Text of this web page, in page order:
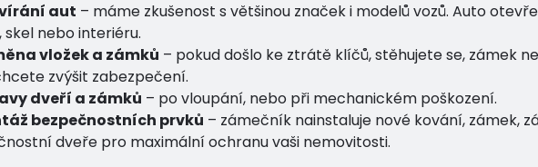
aut – máme zkušenost s většinou značek i modelů vozů. Auto
skel nebo interiéru.
vložek a zámků – pokud došlo ke ztrátě klíčů, stěhujete se, zámek
zvýšit zabezpečení.
dveří a zámků – po vloupání, nebo při mechanickém poškození.
bezpečnostních prvků – zámečník nainstaluje nové kování, zámek,
dveře pro maximální ochranu vaši nemovitosti.